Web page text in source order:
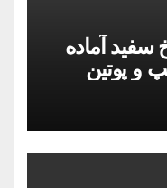
سفید آماده
و پوتین